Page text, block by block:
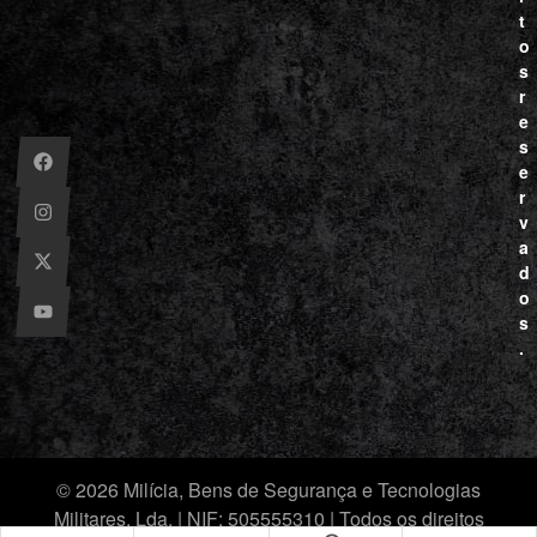
t
o
s
r
e
s
e
r
v
a
d
o
s
.
© 2026 Milícia, Bens de Segurança e Tecnologias
Militares, Lda. | NIF: 505555310 | Todos os direitos